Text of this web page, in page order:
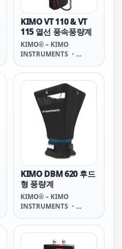
KIMO VT 110 & VT
115 열선 풍속풍량계
KIMO® – KIMO
INSTRUMENTS ・
KIMO DBM 620 후드
형 풍량계
KIMO® – KIMO
INSTRUMENTS ・